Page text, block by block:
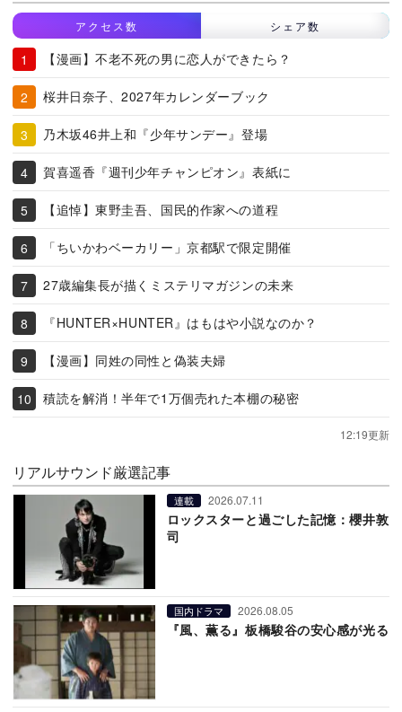
アクセス数 シェア数
【漫画】不老不死の男に恋人ができたら？
桜井日奈子、2027年カレンダーブック
乃木坂46井上和『少年サンデー』登場
賀喜遥香『週刊少年チャンピオン』表紙に
【追悼】東野圭吾、国民的作家への道程
「ちいかわベーカリー」京都駅で限定開催
27歳編集長が描くミステリマガジンの未来
『HUNTER×HUNTER』はもはや小説なのか？
【漫画】同姓の同性と偽装夫婦
積読を解消！半年で1万個売れた本棚の秘密
12:19更新
リアルサウンド厳選記事
連載 2026.07.11
ロックスターと過ごした記憶：櫻井敦
司
国内ドラマ 2026.08.05
『風、薫る』板橋駿谷の安心感が光る